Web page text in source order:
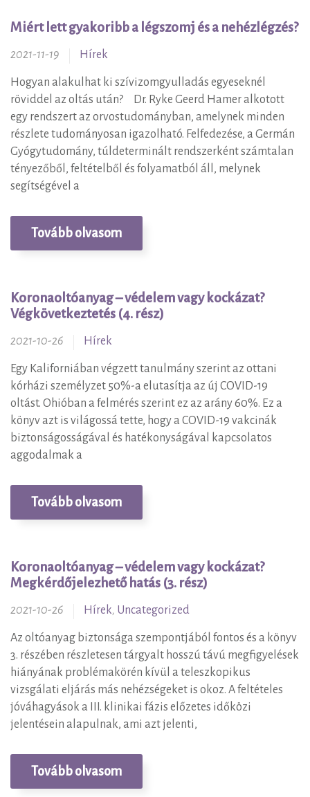
Miért lett gyakoribb a légszomj és a nehézlégzés?
2021-11-19 Hírek
Hogyan alakulhat ki szívizomgyulladás egyeseknél
röviddel az oltás után? Dr. Ryke Geerd Hamer alkotott
egy rendszert az orvostudományban, amelynek minden
részlete tudományosan igazolható. Felfedezése, a Germán
Gyógytudomány, túldeterminált rendszerként számtalan
tényezőből, feltételből és folyamatból áll, melynek
segítségével a
Tovább olvasom
Koronaoltóanyag – védelem vagy kockázat?
Végkövetkeztetés (4. rész)
2021-10-26 Hírek
Egy Kaliforniában végzett tanulmány szerint az ottani
kórházi személyzet 50%-a elutasítja az új COVID-19
oltást. Ohióban a felmérés szerint ez az arány 60%. Ez a
könyv azt is világossá tette, hogy a COVID-19 vakcinák
biztonságosságával és hatékonyságával kapcsolatos
aggodalmak a
Tovább olvasom
Koronaoltóanyag – védelem vagy kockázat?
Megkérdőjelezhető hatás (3. rész)
2021-10-26 Hírek, Uncategorized
Az oltóanyag biztonsága szempontjából fontos és a könyv
3. részében részletesen tárgyalt hosszú távú megfigyelések
hiányának problémakörén kívül a teleszkopikus
vizsgálati eljárás más nehézségeket is okoz. A feltételes
jóváhagyások a III. klinikai fázis előzetes időközi
jelentésein alapulnak, ami azt jelenti,
Tovább olvasom